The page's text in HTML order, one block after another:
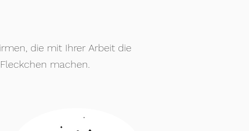
die mit Ihrer Arbeit die
machen.